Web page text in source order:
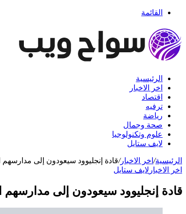
القائمة
الرئيسية
اخر الاخبار
اقتصاد
ترفيه
رياضة
صحة وجمال
علوم وتكنولوجيا
لايف ستايل
الرئيسية/ اخر الاخبار/قادة إنجليوود سيعودون إلى مدارسهم
اخر الاخبار لايف ستايل
قادة إنجليوود سيعودون إلى مدارسهم